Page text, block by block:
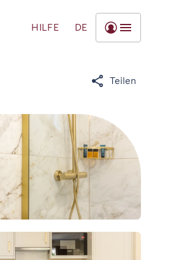
HILFE DE
Teilen